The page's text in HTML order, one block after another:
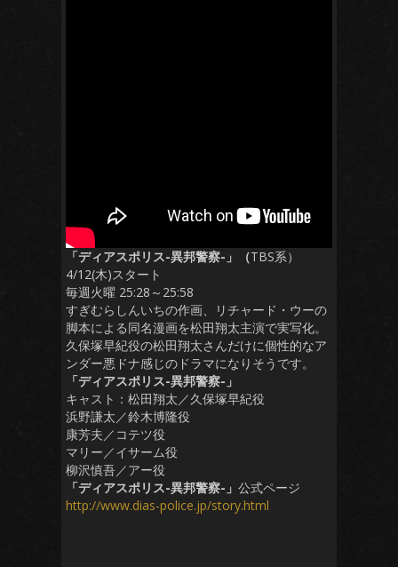
「ディアスポリス-異邦警察-」（TBS系）
4/12(木)スタート
毎週火曜 25:28～25:58
すぎむらしんいちの作画、リチャード・ウーの
脚本による同名漫画を松田翔太主演で実写化。
久保塚早紀役の松田翔太さんだけに個性的なア
ンダー悪ドナ感じのドラマになりそうです。
「ディアスポリス-異邦警察-」
キャスト：松田翔太／久保塚早紀役
浜野謙太／鈴木博隆役
康芳夫／コテツ役
マリー／イサーム役
柳沢慎吾／アー役
「ディアスポリス-異邦警察-」 公式ページ
http://www.dias-police.jp/story.html